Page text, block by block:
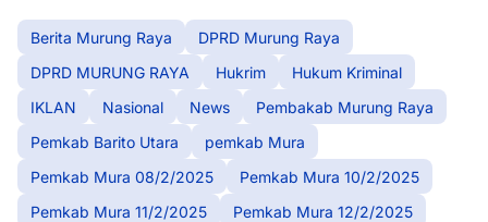
Berita Murung Raya
DPRD Murung Raya
DPRD MURUNG RAYA
Hukrim
Hukum Kriminal
IKLAN
Nasional News
Pembakab Murung Raya
Pemkab Barito Utara
pemkab Mura
Pemkab Mura 08/2/2025
Pemkab Mura 10/2/2025
Pemkab Mura 11/2/2025
Pemkab Mura 12/2/2025